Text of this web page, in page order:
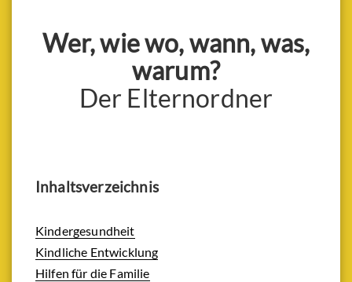
Wer, wie wo, wann, was,
warum?
Der Elternordner
Inhaltsverzeichnis
Kindergesundheit
Kindliche Entwicklung
Hilfen für die Familie